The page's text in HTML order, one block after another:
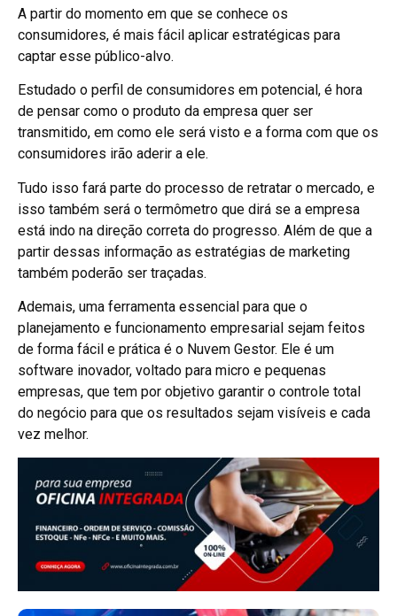
A partir do momento em que se conhece os
consumidores, é mais fácil aplicar estratégicas para
captar esse público-alvo.
Estudado o perfil de consumidores em potencial, é hora
de pensar como o produto da empresa quer ser
transmitido, em como ele será visto e a forma com que os
consumidores irão aderir a ele.
Tudo isso fará parte do processo de retratar o mercado, e
isso também será o termômetro que dirá se a empresa
está indo na direção correta do progresso. Além de que a
partir dessas informação as estratégias de marketing
também poderão ser traçadas.
Ademais, uma ferramenta essencial para que o
planejamento e funcionamento empresarial sejam feitos
de forma fácil e prática é o Nuvem Gestor. Ele é um
software inovador, voltado para micro e pequenas
empresas, que tem por objetivo garantir o controle total
do negócio para que os resultados sejam visíveis e cada
vez melhor.